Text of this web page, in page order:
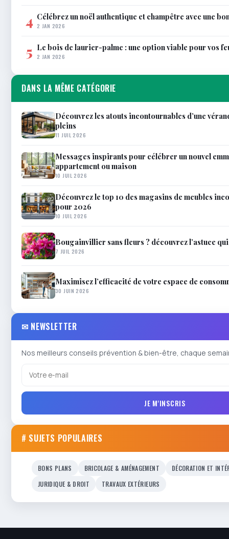
4 Célébrez un noël authentique et champêtre avec une
2 JAN 2026
5 Le bois de laurier-palme : une option viable pour vos
2 JAN 2026
DANS LA MÊME CATÉGORIE
Découvrez les atouts incontournables d’une
pleins
11 JUIL 2026
Messages inspirants pour célébrer un nouvel
appartement ou maison
10 JUIL 2026
Découvrez le top 10 des magasins de meubles
pour 2026
10 JUIL 2026
Bougainvillier sans fleurs ? découvrez l’astuce
7 JUIL 2026
Maximisez l’efficacité de votre espace de
30 JUIN 2026
✉ NEWSLETTER
Nos meilleurs conseils prévention & bien-être, chaque
JE M'INSCRIS
# SUJETS POPULAIRES
BONS PLANS BRICOLAGE & AMÉNAGEMENT
DÉCORATION ET
JURIDIQUE & DROIT
TRAVAUX EXTÉRIEURS